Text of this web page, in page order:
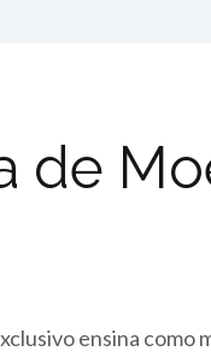
de
ensina como